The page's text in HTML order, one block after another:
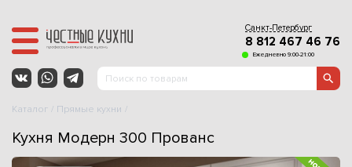
Санкт-Петербург
8 812 467 46 76
Ежедневно 9:00-21:00
Каталог Прямые кухни
Кухня Модерн 300 Прованс